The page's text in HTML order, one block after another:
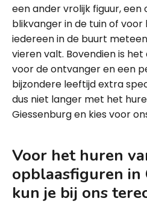
een ander vrolijk figuur, een
blikvanger in de tuin of voor
iedereen in de buurt
vieren valt. Bovendien is
voor de ontvanger en een
bijzondere leeftijd extra
dus niet langer met het
Giessenburg en kies voor
Voor het huren
opblaasfiguren in
kun je bij ons